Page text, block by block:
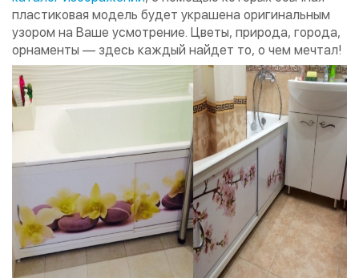
пластиковая модель будет украшена оригинальным
узором на Ваше усмотрение. Цветы, природа, города,
орнаменты — здесь каждый найдет то, о чем мечтал!